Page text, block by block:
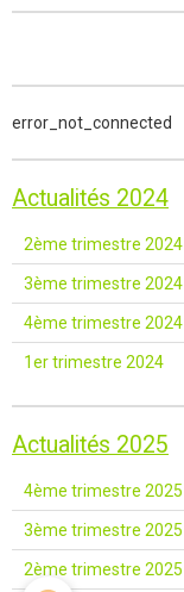
error_not_connected
Actualités 2024
2ème trimestre 2024
3ème trimestre 2024
4ème trimestre 2024
1er trimestre 2024
Actualités 2025
4ème trimestre 2025
3ème trimestre 2025
2ème trimestre 2025